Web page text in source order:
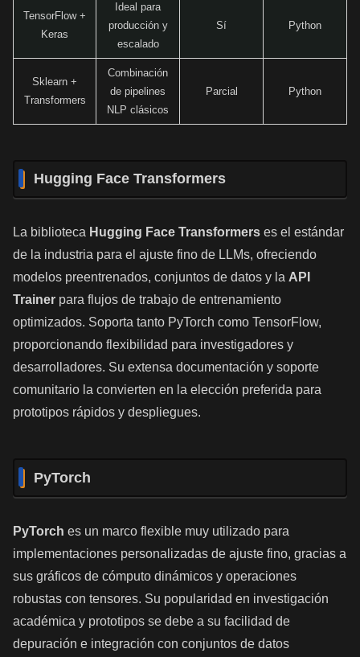
TensorFlow +
Keras
Ideal para
producción y
escalado
Sí Python
Sklearn +
Transformers
Combinación
de pipelines
NLP clásicos
Parcial Python
Hugging Face Transformers
La biblioteca Hugging Face Transformers es el estándar
de la industria para el ajuste fino de LLMs, ofreciendo
modelos preentrenados, conjuntos de datos y la API
Trainer para flujos de trabajo de entrenamiento
optimizados. Soporta tanto PyTorch como TensorFlow,
proporcionando flexibilidad para investigadores y
desarrolladores. Su extensa documentación y soporte
comunitario la convierten en la elección preferida para
prototipos rápidos y despliegues.
PyTorch
PyTorch es un marco flexible muy utilizado para
implementaciones personalizadas de ajuste fino, gracias a
sus gráficos de cómputo dinámicos y operaciones
robustas con tensores. Su popularidad en investigación
académica y prototipos se debe a su facilidad de
depuración e integración con conjuntos de datos